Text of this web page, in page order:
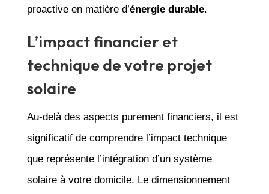
proactive en matière d’énergie durable.
L’impact financier et
technique de votre projet
solaire
Au-delà des aspects purement financiers, il est
significatif de comprendre l’impact technique
que représente l’intégration d’un système
solaire à votre domicile. Le dimensionnement